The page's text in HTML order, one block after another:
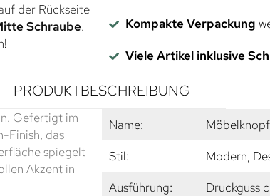
der Rückseite
Schraube.
Kompakte Verpackung
Viele Artikel inklusive
PRODUKTBESCHREIBUNG
Gefertigt im
Finish, das
spiegelt
Akzent in
Name:
Stil:
Modern,
Ausführung:
Druckguss